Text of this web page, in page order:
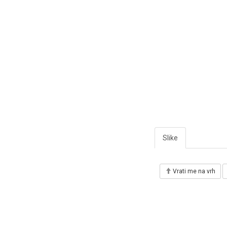
Slike
Vrati me na vrh